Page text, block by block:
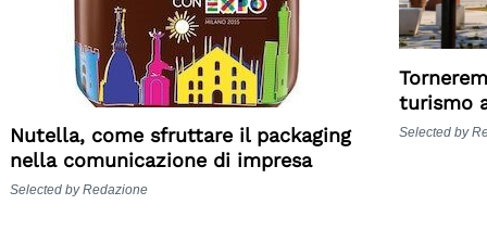
Nutella, come sfruttare il packaging
nella comunicazione di impresa
Selected by Redazione
turismo
Selected by